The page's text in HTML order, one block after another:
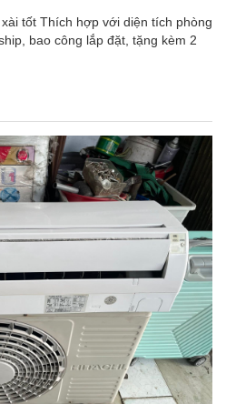
tốt Thích hợp với diện tích phòng
bao công lắp đặt, tặng kèm 2